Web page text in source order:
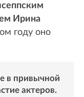
Ирина
году оно
в привычной
актеров.